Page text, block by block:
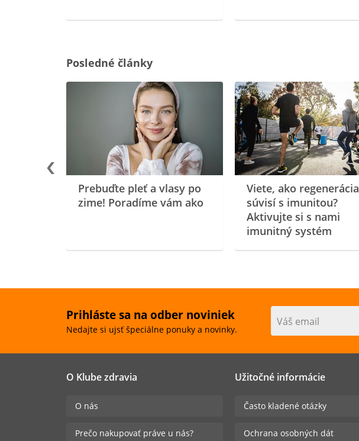
Posledné články
Prebuďte pleť a vlasy po
zime! Poradíme vám ako
Viete, ako regenerácia
súvisí s imunitou?
Aktivujte si s nami
imunitný systém
Prihláste sa na odber noviniek
Nedajte si ujsť špeciálne ponuky a novinky.
Váš email
O Klube zdravia
O nás
Prečo nakupovať práve u nás?
Užitočné informácie
Často kladené otázky
Ochrana osobných dát